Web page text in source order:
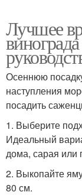
Лучшее
Осеннюю
наступления
посадить
1. Выберите
Идеальный
дома, сарая или
2. Выкопайте
80 см.